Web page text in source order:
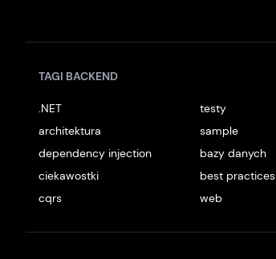
TAGI BACKEND
.NET
testy
architektura
sample
dependency injection
bazy danych
ciekawostki
best practices
cqrs
web